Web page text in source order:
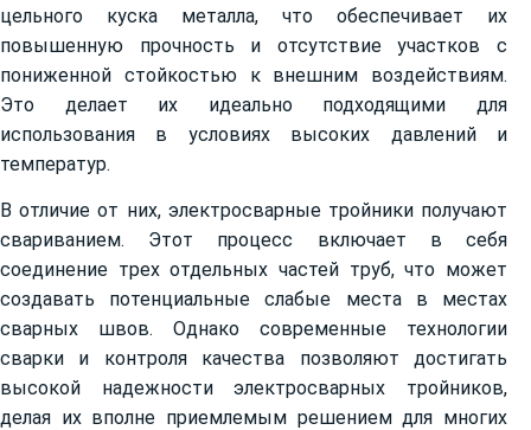
цельного куска металла, что обеспечивает их
повышенную прочность и отсутствие участков с
пониженной стойкостью к внешним воздействиям.
Это делает их идеально подходящими для
использования в условиях высоких давлений и
температур.
В отличие от них, электросварные тройники получают
свариванием. Этот процесс включает в себя
соединение трех отдельных частей труб, что может
создавать потенциальные слабые места в местах
сварных швов. Однако современные технологии
сварки и контроля качества позволяют достигать
высокой надежности электросварных тройников,
делая их вполне приемлемым решением для многих